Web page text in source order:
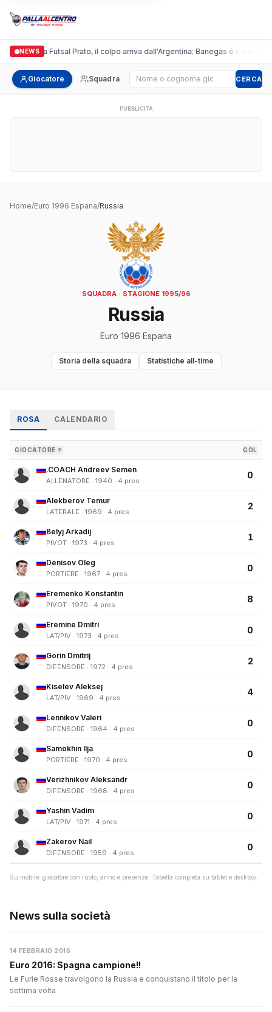
NEWS
Italgronda Futsal Prato, il colpo arriva dall'Argentina: Banegas è il nuovo
Giocatore Squadra Cerca giocatore CERCA
PUBBLICITÀ
Home/Euro 1996 Espana/Russia
SQUADRA · STAGIONE 1995/96
Russia
Euro 1996 Espana
Storia della squadra Statistiche all-time
ROSA CALENDARIO
GIOCATORE ↑ GOL
.COACH Andreev Semen
ALLENATORE · 1940 · 4 pres
0
Alekberov Temur
LATERALE · 1969 · 4 pres
2
Belyj Arkadij
PIVOT · 1973 · 4 pres
1
Denisov Oleg
PORTIERE · 1967 · 4 pres
0
Eremenko Konstantin
PIVOT · 1970 · 4 pres
8
Eremine Dmitri
LAT/PIV · 1973 · 4 pres
0
Gorin Dmitrij
DIFENSORE · 1972 · 4 pres
2
Kiselev Aleksej
LAT/PIV · 1969 · 4 pres
4
Lennikov Valeri
DIFENSORE · 1964 · 4 pres
0
Samokhin Ilja
PORTIERE · 1970 · 4 pres
0
Verizhnikov Aleksandr
DIFENSORE · 1968 · 4 pres
0
Yashin Vadim
LAT/PIV · 1971 · 4 pres
0
Zakerov Nail
DIFENSORE · 1959 · 4 pres
0
Su mobile: giocatore con ruolo, anno e presenze. Tabella completa su tablet e desktop.
News sulla società
14 FEBBRAIO 2016
Euro 2016: Spagna campione!!
Le Furie Rosse travolgono la Russia e conquistano il titolo per la
settima volta